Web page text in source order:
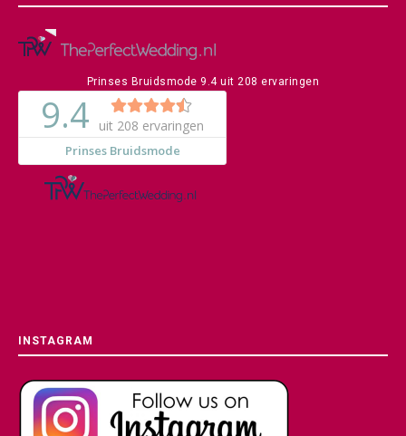
Prinses Bruidsmode 9.4uit208 ervaringen
INSTAGRAM